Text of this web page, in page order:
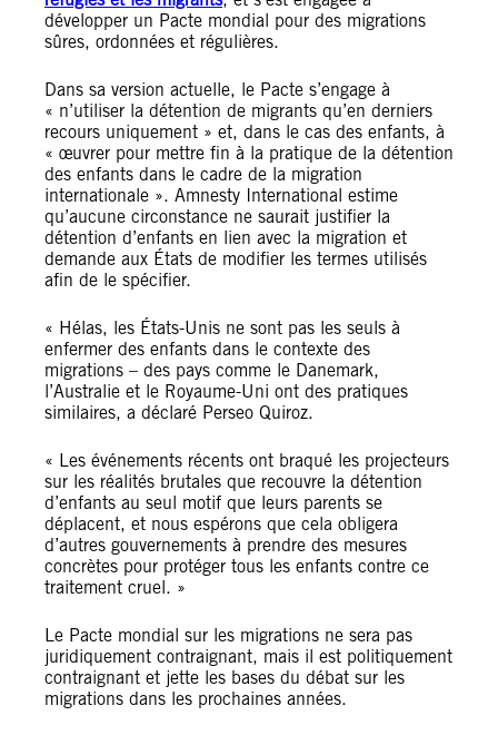
développer un Pacte mondial pour des migrations
sûres, ordonnées et régulières.
Dans sa version actuelle, le Pacte s’engage à
« n’utiliser la détention de migrants qu’en derniers
recours uniquement » et, dans le cas des enfants, à
« œuvrer pour mettre fin à la pratique de la détention
des enfants dans le cadre de la migration
internationale ». Amnesty International estime
qu’aucune circonstance ne saurait justifier la
détention d’enfants en lien avec la migration et
demande aux États de modifier les termes utilisés
afin de le spécifier.
« Hélas, les États-Unis ne sont pas les seuls à
enfermer des enfants dans le contexte des
migrations – des pays comme le Danemark,
l’Australie et le Royaume-Uni ont des pratiques
similaires, a déclaré Perseo Quiroz.
« Les événements récents ont braqué les projecteurs
sur les réalités brutales que recouvre la détention
d’enfants au seul motif que leurs parents se
déplacent, et nous espérons que cela obligera
d’autres gouvernements à prendre des mesures
concrètes pour protéger tous les enfants contre ce
traitement cruel. »
Le Pacte mondial sur les migrations ne sera pas
juridiquement contraignant, mais il est politiquement
contraignant et jette les bases du débat sur les
migrations dans les prochaines années.